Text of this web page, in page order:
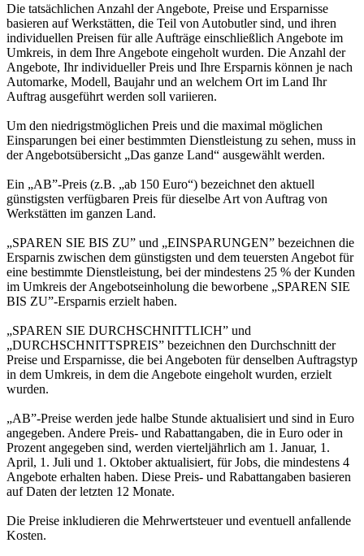
Die tatsächlichen Anzahl der Angebote, Preise und Ersparnisse
basieren auf Werkstätten, die Teil von Autobutler sind, und ihren
individuellen Preisen für alle Aufträge einschließlich Angebote im
Umkreis, in dem Ihre Angebote eingeholt wurden. Die Anzahl der
Angebote, Ihr individueller Preis und Ihre Ersparnis können je nach
Automarke, Modell, Baujahr und an welchem Ort im Land Ihr
Auftrag ausgeführt werden soll variieren.
Um den niedrigstmöglichen Preis und die maximal möglichen
Einsparungen bei einer bestimmten Dienstleistung zu sehen, muss in
der Angebotsübersicht „Das ganze Land“ ausgewählt werden.
Ein „AB”-Preis (z.B. „ab 150 Euro“) bezeichnet den aktuell
günstigsten verfügbaren Preis für dieselbe Art von Auftrag von
Werkstätten im ganzen Land.
„SPAREN SIE BIS ZU” und „EINSPARUNGEN” bezeichnen die
Ersparnis zwischen dem günstigsten und dem teuersten Angebot für
eine bestimmte Dienstleistung, bei der mindestens 25 % der Kunden
im Umkreis der Angebotseinholung die beworbene „SPAREN SIE
BIS ZU”-Ersparnis erzielt haben.
„SPAREN SIE DURCHSCHNITTLICH” und
„DURCHSCHNITTSPREIS” bezeichnen den Durchschnitt der
Preise und Ersparnisse, die bei Angeboten für denselben Auftragstyp
in dem Umkreis, in dem die Angebote eingeholt wurden, erzielt
wurden.
„AB”-Preise werden jede halbe Stunde aktualisiert und sind in Euro
angegeben. Andere Preis- und Rabattangaben, die in Euro oder in
Prozent angegeben sind, werden vierteljährlich am 1. Januar, 1.
April, 1. Juli und 1. Oktober aktualisiert, für Jobs, die mindestens 4
Angebote erhalten haben. Diese Preis- und Rabattangaben basieren
auf Daten der letzten 12 Monate.
Die Preise inkludieren die Mehrwertsteuer und eventuell anfallende
Kosten.